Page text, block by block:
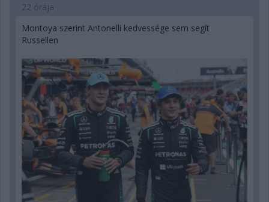
22 órája
Montoya szerint Antonelli kedvessége sem segít
Russellen